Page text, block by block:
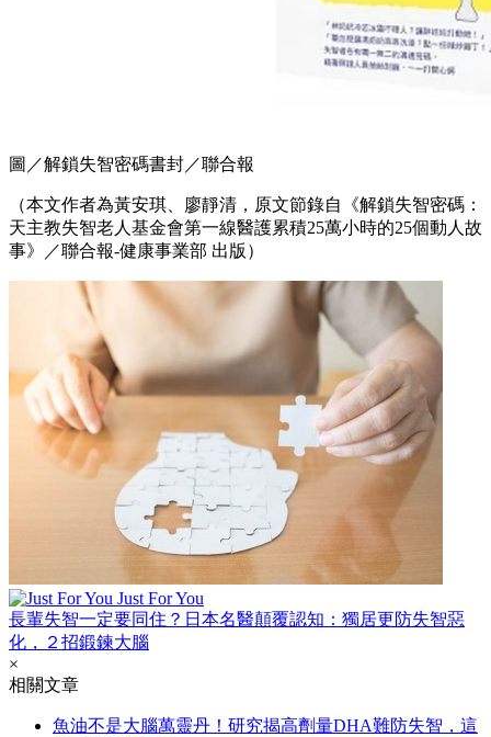
圖／解鎖失智密碼書封／聯合報
（本文作者為黃安琪、廖靜清，原文節錄自《解鎖失智密碼：
天主教失智老人基金會第一線醫護累積25萬小時的25個動人故
事》／聯合報-健康事業部 出版）
Just For You
長輩失智一定要同住？日本名醫顛覆認知：獨居更防失智惡
化，２招鍛鍊大腦
×
相關文章
魚油不是大腦萬靈丹！研究揭高劑量DHA難防失智，這